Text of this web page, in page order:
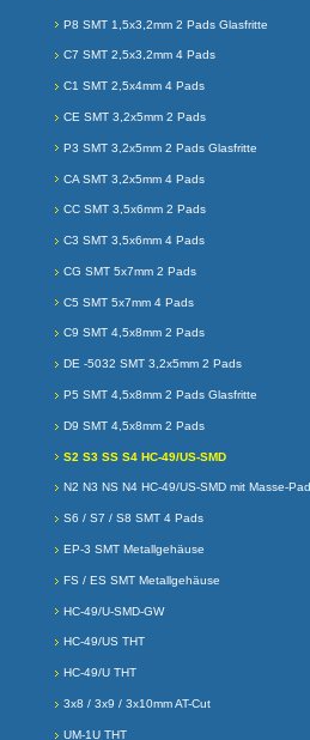
P8 SMT 1,5x3,2mm 2 Pads Glasfritte
C7 SMT 2,5x3,2mm 4 Pads
C1 SMT 2,5x4mm 4 Pads
CE SMT 3,2x5mm 2 Pads
P3 SMT 3,2x5mm 2 Pads Glasfritte
CA SMT 3,2x5mm 4 Pads
CC SMT 3,5x6mm 2 Pads
C3 SMT 3,5x6mm 4 Pads
CG SMT 5x7mm 2 Pads
C5 SMT 5x7mm 4 Pads
C9 SMT 4,5x8mm 2 Pads
DE -5032 SMT 3,2x5mm 2 Pads
P5 SMT 4,5x8mm 2 Pads Glasfritte
D9 SMT 4,5x8mm 2 Pads
S2 S3 SS S4 HC-49/US-SMD
N2 N3 NS N4 HC-49/US-SMD mit Masse-Pad
S6 / S7 / S8 SMT 4 Pads
EP-3 SMT Metallgehäuse
FS / ES SMT Metallgehäuse
HC-49/U-SMD-GW
HC-49/US THT
HC-49/U THT
3x8 / 3x9 / 3x10mm AT-Cut
UM-1U THT